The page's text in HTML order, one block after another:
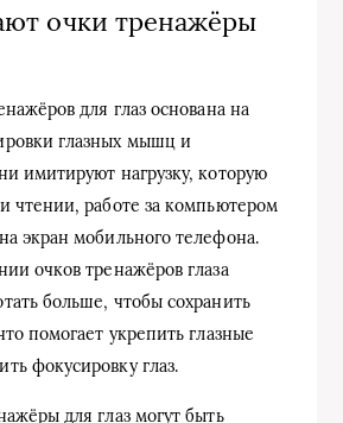
очки тренажёры
для глаз основана на
глазных мышц и
имитируют нагрузку, которую
чтении, работе за компьютером
экран мобильного телефона.
очков тренажёров глаза
больше, чтобы сохранить
помогает укрепить глазные
фокусировку глаз.
для глаз могут быть